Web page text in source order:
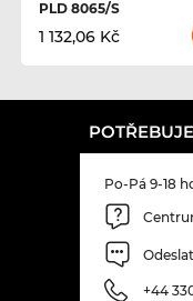
PLD 8065/S
1 132,06 Kč
Po-Pá 9-18
+44